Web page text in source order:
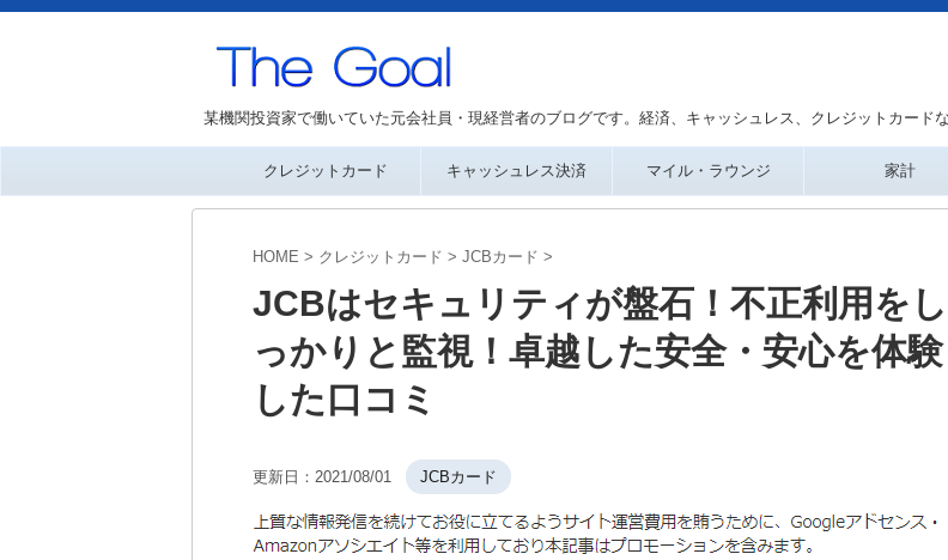
某機関投資家で働いていた元会社員・現経営者のブログです。経済、キャッシュレス、クレジットカード
クレジットカード キャッシュレス決済 マイル・ラウンジ 家計
HOME > クレジットカード > JCBカード >
JCBはセキュリティが盤石！不正利用をし
っかりと監視！卓越した安全・安心を体験
した口コミ
更新日： 2021/08/01 JCBカード